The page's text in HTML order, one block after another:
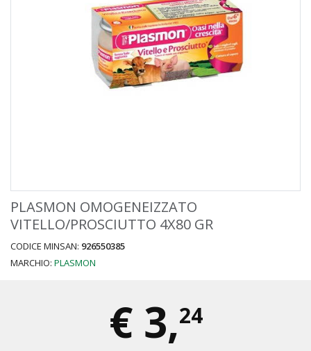
PLASMON OMOGENEIZZATO
VITELLO/PROSCIUTTO 4X80 GR
CODICE MINSAN: 926550385
MARCHIO: PLASMON
€ 3,24